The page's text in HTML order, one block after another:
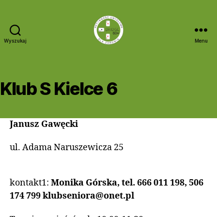
Wyszukaj Menu
Klub S Kielce 6
Janusz Gawęcki
ul. Adama Naruszewicza 25
kontakt1: Monika Górska, tel. 666 011 198, 506
174 799klubseniora@onet.pl